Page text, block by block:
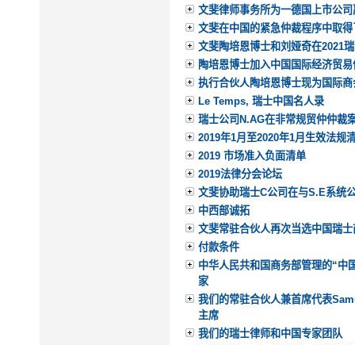
文斐律师事务所为一德国上市公
文斐在中国的紧急仲裁程序中取
文斐陶培恩博士和刘娅奇在2021
陶培恩博士加入中国国际经济贸
执行合伙人陶培恩博士现为国际
Le Temps, 瑞士中国名人录
瑞士公司N.AG在非常规贸仲仲裁
2019年1月至2020年1月生效法规
2019 市场准入负面清单
2019法律分会论坛
文斐协助瑞士C公司在与S.E系统
中西部诚拓
文斐常驻合伙人再次当选中国瑞
付款条件
中华人民共和国商务部管理的“中
家
我们的常驻合伙人兼首席代表
主席
我们的瑞士律师和中国专家团队